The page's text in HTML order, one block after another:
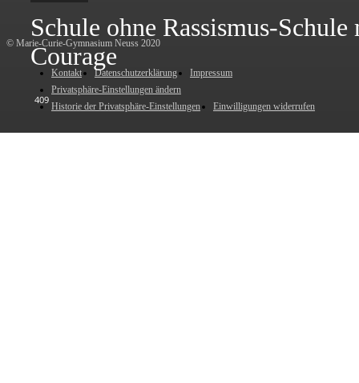
Schule ohne Rassismus-Schule
Courage
409
© Marie-Curie-Gymnasium Neuss 2020
Kontakt Datenschutzerklärung
Impressum
Privatsphäre-Einstellungen ändern
Historie der Privatsphäre-Einstellungen
Einwilligungen widerrufen